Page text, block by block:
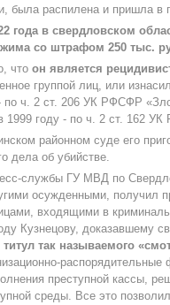
была распилена и пришла в
года в свердловском
со штрафом 250 тыс.
что он является
группой лиц, или
по ч. 2 ст. 206 УК РФСФР
1999 году - по ч. 2 ст. 162
районном суде его
дела об убийстве.
службы ГУ МВД по
осужденными, получил
входящими в
Кузнецову, доказавшему
так называемого
преступной кассы,
среды. Все это